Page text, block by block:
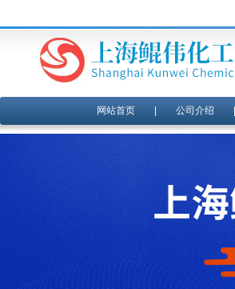
网站首页| 公司介绍